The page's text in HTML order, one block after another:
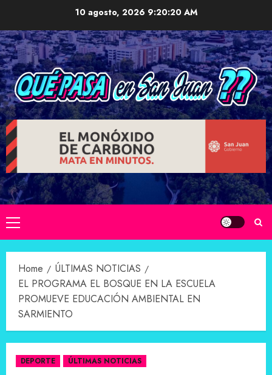
content
10 agosto, 2026 9:20:21 AM
Primary
Menu
Home
ÚLTIMAS NOTICIAS
EL PROGRAMA EL BOSQUE EN LA ESCUELA
PROMUEVE EDUCACIÓN AMBIENTAL EN
SARMIENTO
DEPORTE ÚLTIMAS NOTICIAS